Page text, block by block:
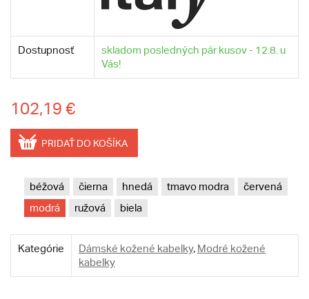
Dostupnosť
skladom posledných pár kusov - 12.8. u
Vás!
102,19 €
PRIDAŤ DO KOŠÍKA
béžová čierna hnedá tmavo modra
červená
modrá
ružová biela
Kategórie Dámské kožené kabelky, Modré kožené
kabelky